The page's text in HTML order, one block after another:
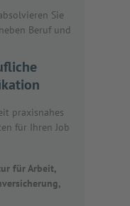
Sie
Beruf und
praxisnahes
für Ihren Job
für Arbeit,